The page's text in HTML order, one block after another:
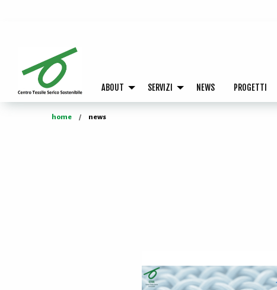
ABOUT SERVIZI NEWS PROGETTI
home news